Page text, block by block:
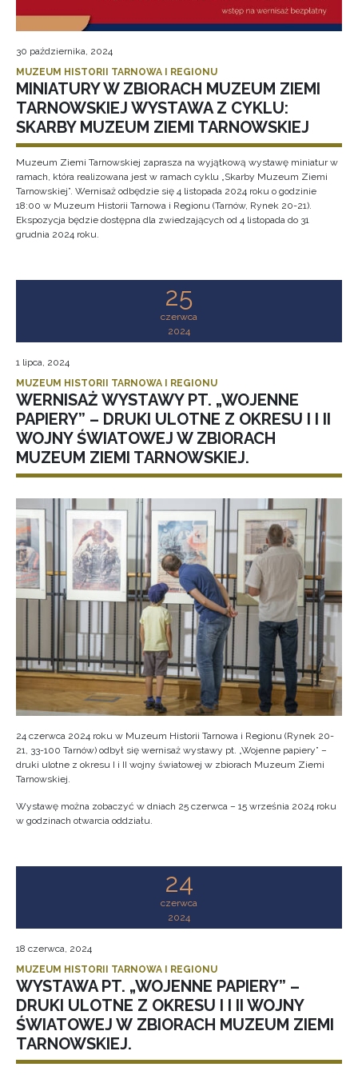
30 października, 2024
MUZEUM HISTORII TARNOWA I REGIONU
MINIATURY W ZBIORACH MUZEUM ZIEMI
TARNOWSKIEJ WYSTAWA Z CYKLU:
SKARBY MUZEUM ZIEMI TARNOWSKIEJ
Muzeum Ziemi Tarnowskiej zaprasza na wyjątkową wystawę miniatur w
ramach, która realizowana jest w ramach cyklu „Skarby Muzeum Ziemi
Tarnowskiej”. Wernisaż odbędzie się 4 listopada 2024 roku o godzinie
18:00 w Muzeum Historii Tarnowa i Regionu (Tarnów, Rynek 20-21).
Ekspozycja będzie dostępna dla zwiedzających od 4 listopada do 31
grudnia 2024 roku.
25
czerwca
2024
1 lipca, 2024
MUZEUM HISTORII TARNOWA I REGIONU
WERNISAŻ WYSTAWY PT. „WOJENNE
PAPIERY” – DRUKI ULOTNE Z OKRESU I I II
WOJNY ŚWIATOWEJ W ZBIORACH
MUZEUM ZIEMI TARNOWSKIEJ.
24 czerwca 2024 roku w Muzeum Historii Tarnowa i Regionu (Rynek 20-
21, 33-100 Tarnów) odbył się wernisaż wystawy pt. „Wojenne papiery” –
druki ulotne z okresu I i II wojny światowej w zbiorach Muzeum Ziemi
Tarnowskiej.
Wystawę można zobaczyć w dniach 25 czerwca – 15 września 2024 roku
w godzinach otwarcia oddziału.
24
czerwca
2024
18 czerwca, 2024
MUZEUM HISTORII TARNOWA I REGIONU
WYSTAWA PT. „WOJENNE PAPIERY” –
DRUKI ULOTNE Z OKRESU I I II WOJNY
ŚWIATOWEJ W ZBIORACH MUZEUM ZIEMI
TARNOWSKIEJ.